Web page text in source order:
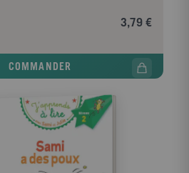
3,79 €
COMMANDER